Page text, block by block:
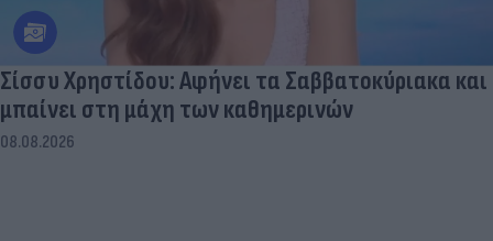
Σίσσυ Χρηστίδου: Αφήνει τα Σαββατοκύριακα και
μπαίνει στη μάχη των καθημερινών
08.08.2026